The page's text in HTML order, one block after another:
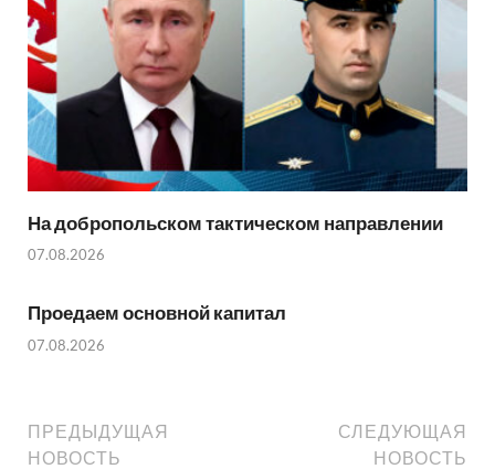
На добропольском тактическом направлении
07.08.2026
Проедаем основной капитал
07.08.2026
ПРЕДЫДУЩАЯ
НОВОСТЬ
СЛЕДУЮЩАЯ
НОВОСТЬ